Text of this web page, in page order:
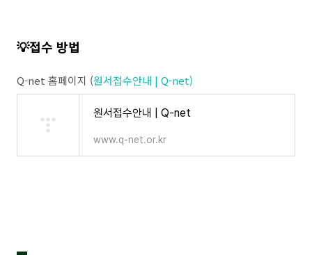
💡접수 방법
Q-net 홈페이지 (원서접수안내 | Q-net)
원서접수안내 | Q-net
www.q-net.or.kr